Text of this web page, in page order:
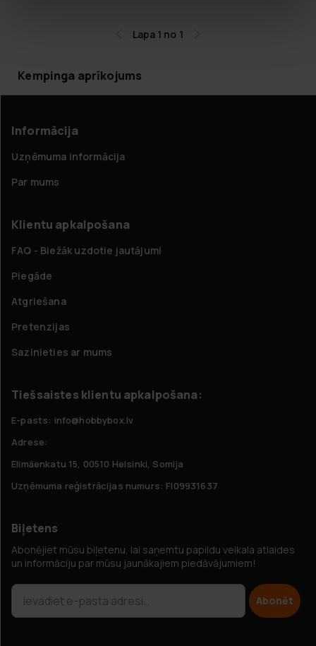
Lapa 1 no 1
Kempinga aprīkojums
Informācija
Uzņēmuma informācija
Par mums
Klientu apkalpošana
FAQ - Biežāk uzdotie jautājumi
Piegāde
Atgriešana
Pretenzijas
Sazinieties ar mums
Tiešsaistes klientu apkalpošana:
E-pasts: info@hobbybox.lv
Adrese:
Elimäenkatu 15, 00510 Helsinki, Somija
Uzņēmuma reģistrācijas numurs: FI09931637
Biļetens
Abonējiet mūsu biļetenu, lai saņemtu papildu veikala atlaides
un informāciju par mūsu jaunākajiem piedāvājumiem!
Abonēt